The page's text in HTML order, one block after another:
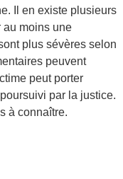
Il en existe plusieurs
au moins une
plus sévères selon
peuvent
peut porter
par la justice.
à connaître.